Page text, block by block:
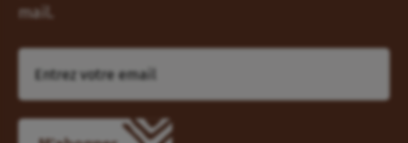
mail.